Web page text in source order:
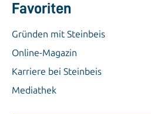
Favoriten
Gründen mit Steinbeis
Online-Magazin
Karriere bei Steinbeis
Mediathek